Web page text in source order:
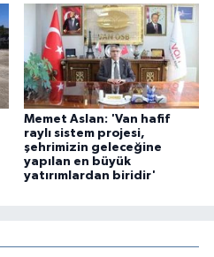
Memet Aslan: 'Van hafif
raylı sistem projesi,
şehrimizin geleceğine
yapılan en büyük
yatırımlardan biridir'